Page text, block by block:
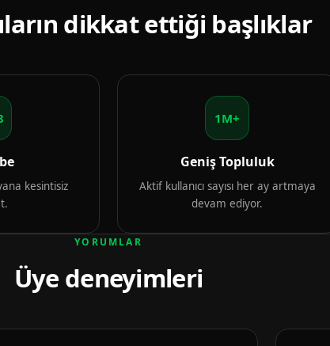
dikkat ettiği başlıklar
kesintisiz
1M+
Geniş Topluluk
Aktif kullanıcı sayısı her ay artmaya
devam ediyor.
YORUMLAR
Üye deneyimleri